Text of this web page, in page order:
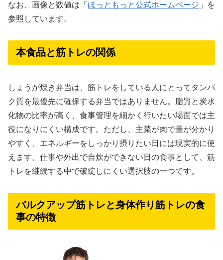
なお、画像と数値は「 ほっともっと公式ホームページ 」を
参照しています。
本食品と筋トレの関係
しょうが焼き弁当は、筋トレをしている人にとってタンパ
ク質を最優先に確保する弁当ではありません。脂質と炭水
化物の比率が高く、食事管理を細かく行いたい場面では主
役になりにくい構成です。ただし、主菜が肉で量が分かり
やすく、エネルギーをしっかり摂りたい日には現実的に使
えます。仕事や外出で自炊ができない日の食事として、筋
トレを継続する中で破綻しにくい選択肢の一つです。
バルクアップ筋トレと身体作り筋トレの食
事の特徴